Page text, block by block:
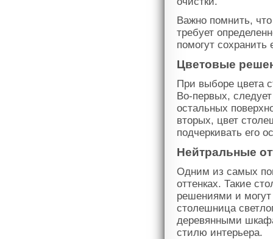
Важно помнить,
требует
помогут
Цветовые
При выборе цвета
Во-первых,
остальных
вторых, цвет
подчеркивать его
Нейтральные
Одним из самых
оттенках. Такие
решениями и
столешница
деревянными
стилю интерьера.